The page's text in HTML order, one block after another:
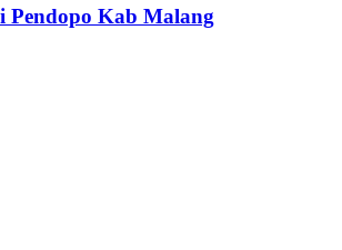
Pendopo Kab Malang